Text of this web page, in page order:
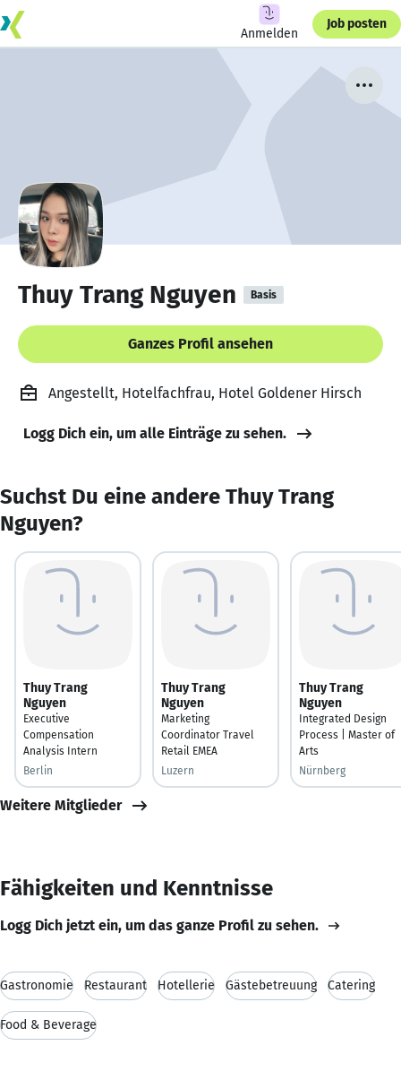
Anmelden
Job posten
Thuy Trang Nguyen Basis
Ganzes Profil ansehen
Angestellt, Hotelfachfrau, Hotel Goldener Hirsch
Logg Dich ein, um alle Einträge zu sehen.
Suchst Du eine andere Thuy Trang
Nguyen?
Thuy Trang
Nguyen
Executive
Compensation
Analysis Intern
Berlin
Thuy Trang
Nguyen
Marketing
Coordinator Travel
Retail EMEA
Luzern
Thuy Trang
Nguyen
Integrated Design
Process | Master of
Arts
Nürnberg
Weitere Mitglieder
Fähigkeiten und Kenntnisse
Logg Dich jetzt ein, um das ganze Profil zu sehen.
Gastronomie Restaurant Hotellerie Gästebetreuung Catering
Food & Beverage